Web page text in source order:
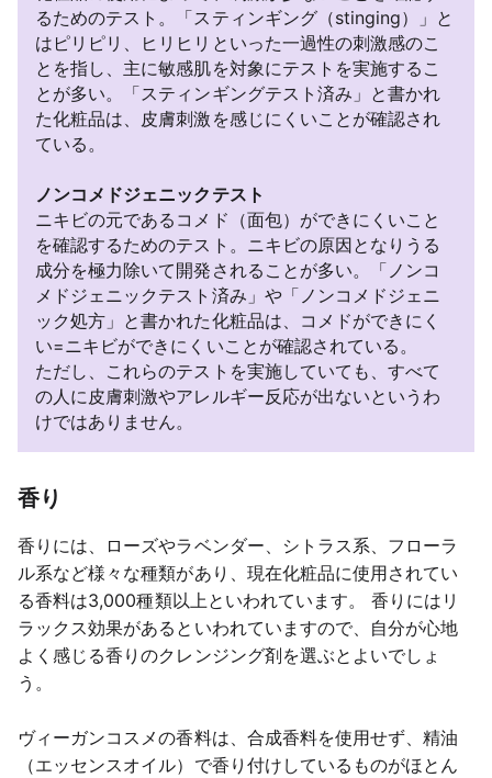
るためのテスト。「スティンギング（stinging）」と
はピリピリ、ヒリヒリといった一過性の刺激感のこ
とを指し、主に敏感肌を対象にテストを実施するこ
とが多い。「スティンギングテスト済み」と書かれ
た化粧品は、皮膚刺激を感じにくいことが確認され
ている。
ノンコメドジェニックテスト
ニキビの元であるコメド（面包）ができにくいこと
を確認するためのテスト。ニキビの原因となりうる
成分を極力除いて開発されることが多い。「ノンコ
メドジェニックテスト済み」や「ノンコメドジェニ
ック処方」と書かれた化粧品は、コメドができにく
い=ニキビができにくいことが確認されている。
ただし、これらのテストを実施していても、すべて
の人に皮膚刺激やアレルギー反応が出ないというわ
けではありません。
香り
香りには、ローズやラベンダー、シトラス系、フローラ
ル系など様々な種類があり、現在化粧品に使用されてい
る香料は3,000種類以上といわれています。 香りにはリ
ラックス効果があるといわれていますので、自分が心地
よく感じる香りのクレンジング剤を選ぶとよいでしょ
う。
ヴィーガンコスメの香料は、合成香料を使用せず、精油
（エッセンスオイル）で香り付けしているものがほとん